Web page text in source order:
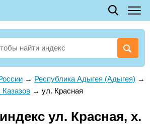
→ Республика Адыгея (Адыгея) →
Казазов → ул. Красная
ул. Красная, х.